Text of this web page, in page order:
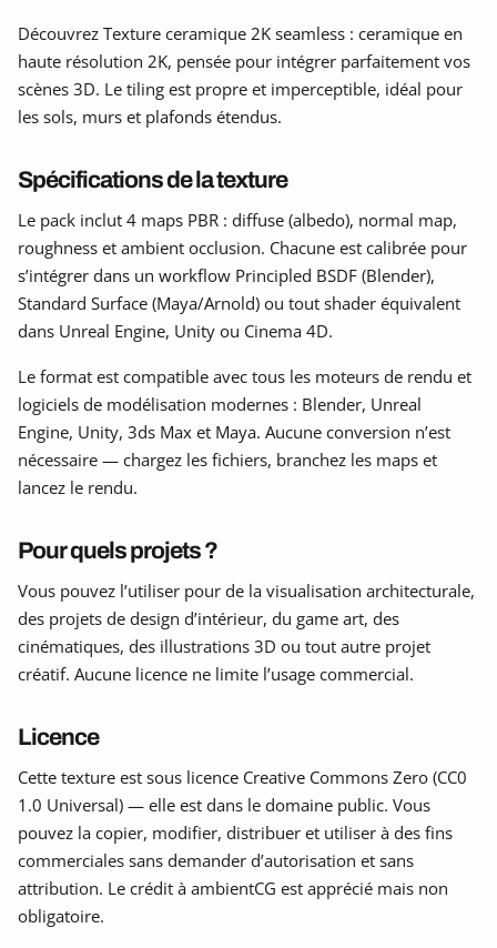
Découvrez Texture ceramique 2K seamless : ceramique en
haute résolution 2K, pensée pour intégrer parfaitement vos
scènes 3D. Le tiling est propre et imperceptible, idéal pour
les sols, murs et plafonds étendus.
Spécifications de la texture
Le pack inclut 4 maps PBR : diffuse (albedo), normal map,
roughness et ambient occlusion. Chacune est calibrée pour
s’intégrer dans un workflow Principled BSDF (Blender),
Standard Surface (Maya/Arnold) ou tout shader équivalent
dans Unreal Engine, Unity ou Cinema 4D.
Le format est compatible avec tous les moteurs de rendu et
logiciels de modélisation modernes : Blender, Unreal
Engine, Unity, 3ds Max et Maya. Aucune conversion n’est
nécessaire — chargez les fichiers, branchez les maps et
lancez le rendu.
Pour quels projets ?
Vous pouvez l’utiliser pour de la visualisation architecturale,
des projets de design d’intérieur, du game art, des
cinématiques, des illustrations 3D ou tout autre projet
créatif. Aucune licence ne limite l’usage commercial.
Licence
Cette texture est sous licence Creative Commons Zero (CC0
1.0 Universal) — elle est dans le domaine public. Vous
pouvez la copier, modifier, distribuer et utiliser à des fins
commerciales sans demander d’autorisation et sans
attribution. Le crédit à ambientCG est apprécié mais non
obligatoire.